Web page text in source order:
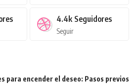
4.4k Seguidores
Seguir
para encender el deseo: Pasos previos